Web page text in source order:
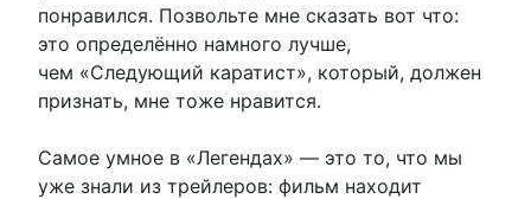
понравился. Позвольте мне сказать вот что:
это определённо намного лучше,
чем «Следующий каратист», который, должен
признать, мне тоже нравится.
Самое умное в «Легендах» — это то, что мы
уже знали из трейлеров: фильм находит